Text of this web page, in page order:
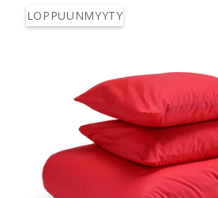
LOPPUUNMYYTY